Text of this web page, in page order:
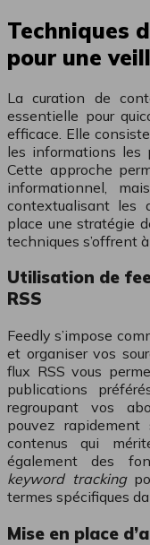
Techniques
pour une
La curation de
essentielle pour
efficace. Elle
les informations les
Cette approche
informationnel,
contextualisant les
place une stratégie
techniques s’offrent à
Utilisation de
RSS
Feedly s’impose
et organiser vos
flux RSS vous
publications
regroupant vos
pouvez
contenus qui
également des
keyword tracking
termes spécifiques
Mise en place